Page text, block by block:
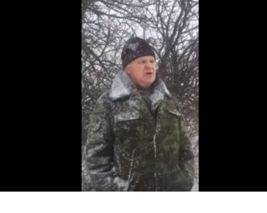
Перейти к основному содержанию